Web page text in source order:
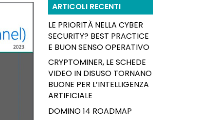
ARTICOLI RECENTI
LE PRIORITÀ NELLA CYBER
SECURITY? BEST PRACTICE
E BUON SENSO OPERATIVO
CRYPTOMINER, LE SCHEDE
VIDEO IN DISUSO TORNANO
BUONE PER L’INTELLIGENZA
ARTIFICIALE
DOMINO 14 ROADMAP